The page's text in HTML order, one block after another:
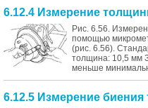
6.12.4 Измерение
Рис. 6.56.
помощью
(рис. 6.56).
толщина: 10,5 мм
меньше
6.12.5 Измерение биения